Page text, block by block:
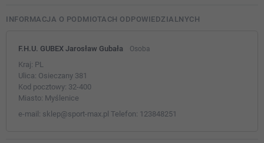
INFORMACJA O PODMIOTACH ODPOWIEDZIALNYCH
F.H.U. GUBEX Jarosław Gubała Osoba
Kraj: PL
Ulica: Osieczany 381
Kod pocztowy: 32-400
Miasto: Myślenice
e-mail: sklep@sport-max.pl Telefon: 123848251